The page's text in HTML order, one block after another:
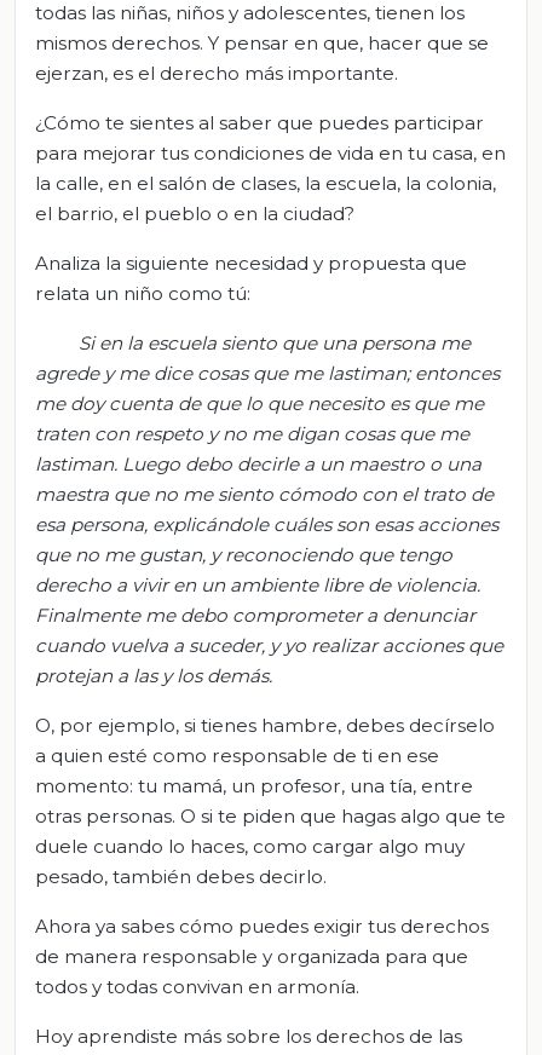
todas las niñas, niños y adolescentes, tienen los
mismos derechos. Y pensar en que, hacer que se
ejerzan, es el derecho más importante.
¿Cómo te sientes al saber que puedes participar
para mejorar tus condiciones de vida en tu casa, en
la calle, en el salón de clases, la escuela, la colonia,
el barrio, el pueblo o en la ciudad?
Analiza la siguiente necesidad y propuesta que
relata un niño como tú:
Si en la escuela siento que una persona me
agrede y me dice cosas que me lastiman; entonces
me doy cuenta de que lo que necesito es que me
traten con respeto y no me digan cosas que me
lastiman. Luego debo decirle a un maestro o una
maestra que no me siento cómodo con el trato de
esa persona, explicándole cuáles son esas acciones
que no me gustan, yreconociendo quetengo
derecho a vivir en un ambiente libre de violencia.
Finalmente me debo comprometer a denunciar
cuando vuelva a suceder, y yo realizar acciones que
protejan a las y los demás.
O, por ejemplo, si tienes hambre, debes decírselo
a quien esté como responsable de ti en ese
momento: tu mamá, un profesor, una tía, entre
otras personas. O si te piden que hagas algo que te
duele cuando lo haces, como cargar algo muy
pesado, también debes decirlo.
Ahora ya sabes cómo puedes exigir tus derechos
de manera responsable y organizada para que
todos y todas convivan en armonía.
Hoy aprendiste más sobre los derechos de las